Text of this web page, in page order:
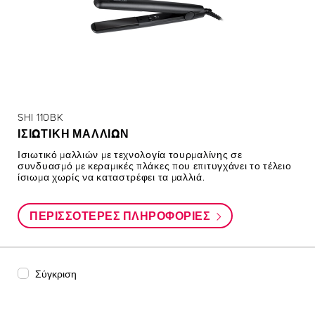
SHI 110BK
ΙΣΙΩΤΙΚΉ ΜΑΛΛΙΏΝ
Ισιωτικό μαλλιών με τεχνολογία τουρμαλίνης σε
συνδυασμό με κεραμικές πλάκες που επιτυγχάνει το τέλειο
ίσιωμα χωρίς να καταστρέφει τα μαλλιά.
ΠΕΡΙΣΣΌΤΕΡΕΣ ΠΛΗΡΟΦΟΡΊΕΣ
Σύγκριση